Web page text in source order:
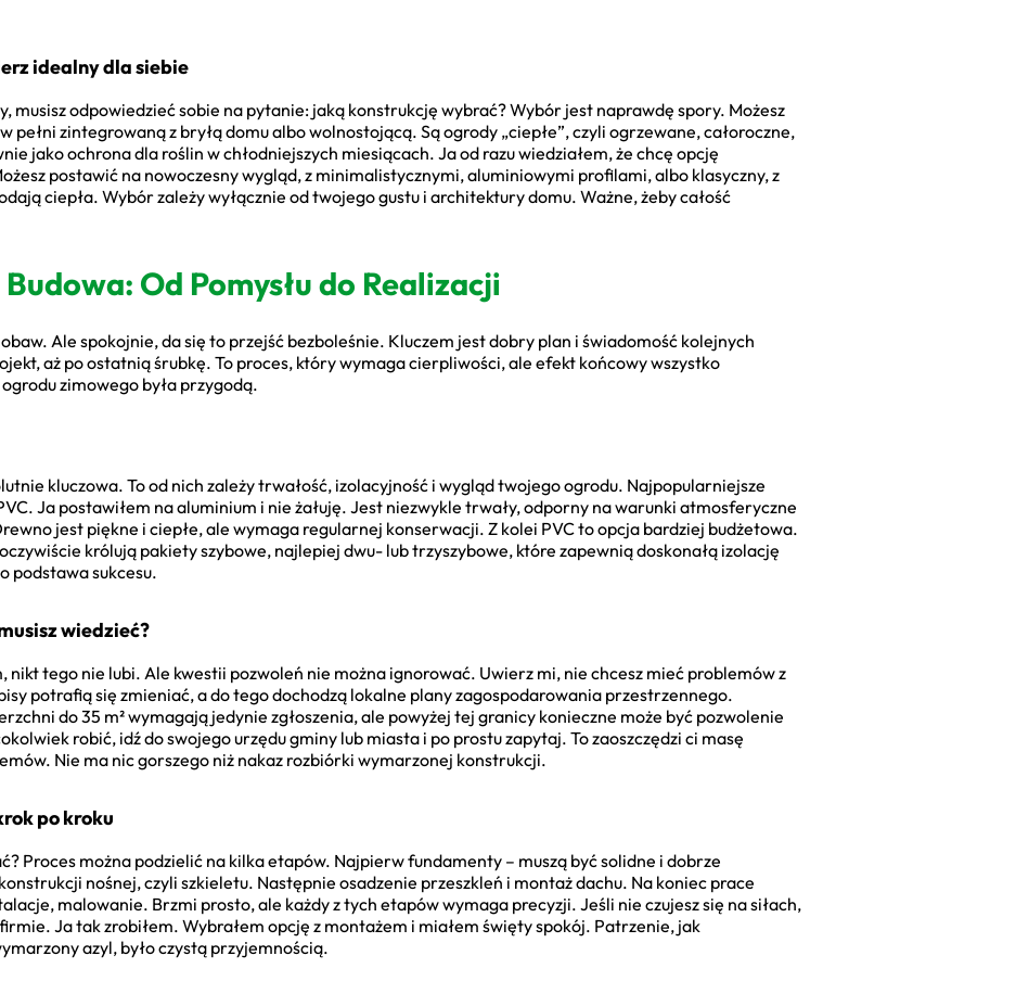
idealny dla siebie
musisz odpowiedzieć sobie na pytanie: jaką konstrukcję wybrać? Wybór jest naprawdę spory. Możesz
pełni zintegrowaną z bryłą domu albo wolnostojącą. Są ogrody „ciepłe”, czyli ogrzewane, całoroczne,
jako ochrona dla roślin w chłodniejszych miesiącach. Ja od razu wiedziałem, że chcę opcję
postawić na nowoczesny wygląd, z minimalistycznymi, aluminiowymi profilami, albo klasyczny, z
ciepła. Wybór zależy wyłącznie od twojego gustu i architektury domu. Ważne, żeby całość
Od Pomysłu do Realizacji
Ale spokojnie, da się to przejść bezboleśnie. Kluczem jest dobry plan i świadomość kolejnych
aż po ostatnią śrubkę. To proces, który wymaga cierpliwości, ale efekt końcowy wszystko
zimowego była przygodą.
kluczowa. To od nich zależy trwałość, izolacyjność i wygląd twojego ogrodu. Najpopularniejsze
Ja postawiłem na aluminium i nie żałuję. Jest niezwykle trwały, odporny na warunki atmosferyczne
jest piękne i ciepłe, ale wymaga regularnej konserwacji. Z kolei PVC to opcja bardziej budżetowa.
królują pakiety szybowe, najlepiej dwu- lub trzyszybowe, które zapewnią doskonałą izolację
podstawa sukcesu.
wiedzieć?
nikt tego nie lubi. Ale kwestii pozwoleń nie można ignorować. Uwierz mi, nie chcesz mieć problemów z
potrafią się zmieniać, a do tego dochodzą lokalne plany zagospodarowania przestrzennego.
do 35 m² wymagają jedynie zgłoszenia, ale powyżej tej granicy konieczne może być pozwolenie
robić, idź do swojego urzędu gminy lub miasta i po prostu zapytaj. To zaoszczędzi ci masę
Nie ma nic gorszego niż nakaz rozbiórki wymarzonej konstrukcji.
po kroku
Proces można podzielić na kilka etapów. Najpierw fundamenty – muszą być solidne i dobrze
nośnej, czyli szkieletu. Następnie osadzenie przeszkleń i montaż dachu. Na koniec prace
malowanie. Brzmi prosto, ale każdy z tych etapów wymaga precyzji. Jeśli nie czujesz się na siłach,
Ja tak zrobiłem. Wybrałem opcję z montażem i miałem święty spokój. Patrzenie, jak
azyl, było czystą przyjemnością.